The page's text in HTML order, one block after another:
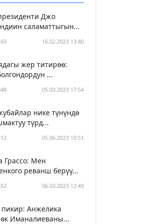
Джо
саламаттыгын...
16.02.2023 13:40
жер титирөө:
...
05.03.2023 17:54
нике түнүндө
түрд...
05.06.2023 10:51
Грассо: Мен
реванш берүү...
06.03.2023 12:49
пикир: Анжелика
Иманалиеваны...